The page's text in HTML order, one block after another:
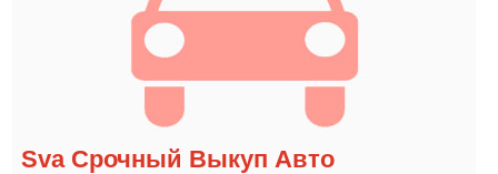
Sva Срочный Выкуп Авто